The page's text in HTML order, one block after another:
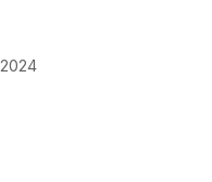
2024